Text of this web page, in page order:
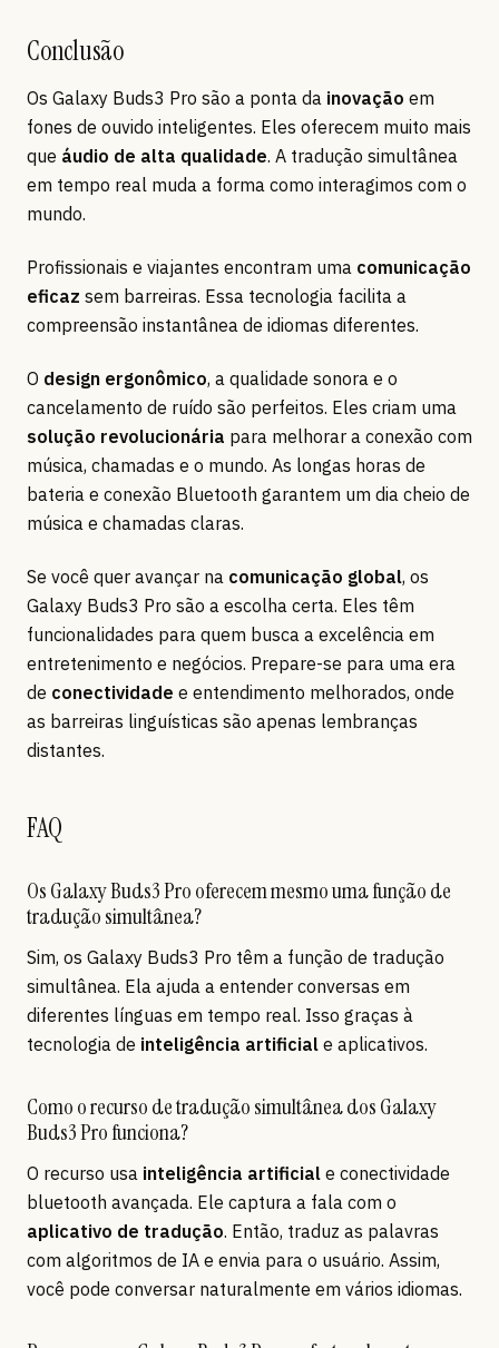
Conclusão
Os Galaxy Buds3 Pro são a ponta da inovação em
fones de ouvido inteligentes. Eles oferecem muito mais
que áudio de alta qualidade. A tradução simultânea
em tempo real muda a forma como interagimos com o
mundo.
Profissionais e viajantes encontram uma comunicação
eficaz sem barreiras. Essa tecnologia facilita a
compreensão instantânea de idiomas diferentes.
O design ergonômico, a qualidade sonora e o
cancelamento de ruído são perfeitos. Eles criam uma
solução revolucionária para melhorar a conexão com
música, chamadas e o mundo. As longas horas de
bateria e conexão Bluetooth garantem um dia cheio de
música e chamadas claras.
Se você quer avançar na comunicação global, os
Galaxy Buds3 Pro são a escolha certa. Eles têm
funcionalidades para quem busca a excelência em
entretenimento e negócios. Prepare-se para uma era
de conectividade e entendimento melhorados, onde
as barreiras linguísticas são apenas lembranças
distantes.
FAQ
Os Galaxy Buds3 Pro oferecem mesmo uma função de
tradução simultânea?
Sim, os Galaxy Buds3 Pro têm a função de tradução
simultânea. Ela ajuda a entender conversas em
diferentes línguas em tempo real. Isso graças à
tecnologia de inteligência artificial e aplicativos.
Como o recurso de tradução simultânea dos Galaxy
Buds3 Pro funciona?
O recurso usa inteligência artificial e conectividade
bluetooth avançada. Ele captura a fala com o
aplicativo de tradução. Então, traduz as palavras
com algoritmos de IA e envia para o usuário. Assim,
você pode conversar naturalmente em vários idiomas.